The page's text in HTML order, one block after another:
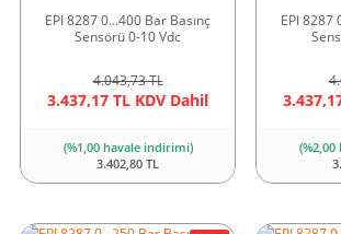
EPI 8287 0…400 Bar Basınç
Sensörü 0-10 Vdc
4.043,73 TL
3.437,17 TL KDV Dahil
(%1,00 havale indirimi)
3.402,80 TL
EPI 8287